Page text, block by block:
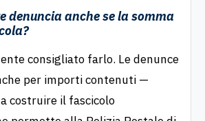
denuncia anche se la somma
consigliato farlo. Le denunce
per importi contenuti —
costruire il fascicolo